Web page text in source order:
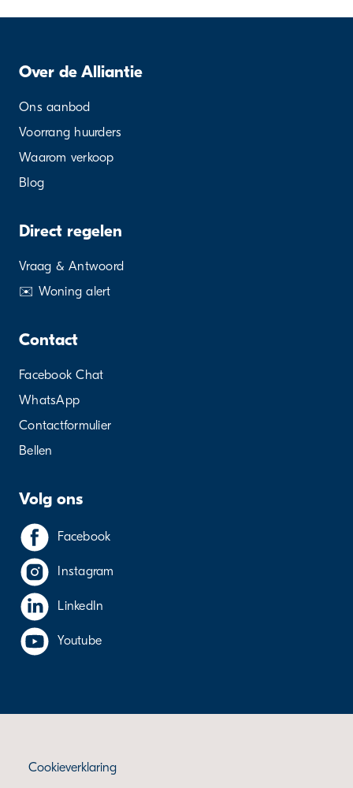
Over de Alliantie
Ons aanbod
Voorrang huurders
Waarom verkoop
Blog
Direct regelen
Vraag & Antwoord
✉️ Woning alert
Contact
Facebook Chat
WhatsApp
Contactformulier
Bellen
Volg ons
Facebook
Instagram
LinkedIn
Youtube
Cookieverklaring